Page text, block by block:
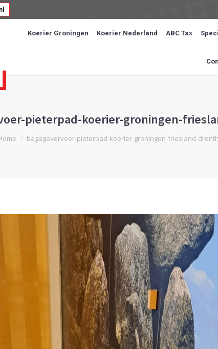
Koerier Groningen Koerier Nederland ABC Tax
pieterpad-koerier-groningen-
bent hier:bagagevervoer-pieterpad-koerier-groningen-friesland-